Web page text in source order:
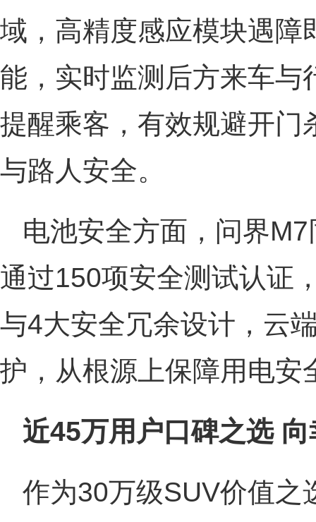
域，高精度感应模块遇障
能，实时监测后方来车与
提醒乘客，有效规避开门
与路人安全。
电池安全方面，问界
通过150项安全测试认证
与4大安全冗余设计，云
护，从根源上保障用电安
近45万用户口碑之选
作为30万级SUV价值之